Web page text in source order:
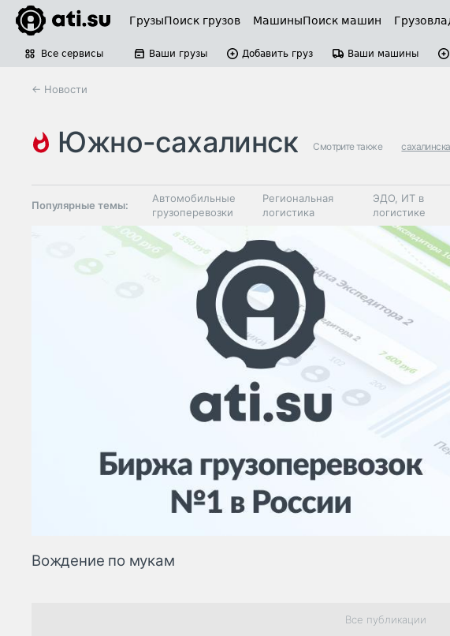
ГрузыПоиск грузов МашиныПоиск машин
Все сервисы Ваши грузы Добавить груз Ваши машины
← Новости
южно-сахалинск Смотрите также
Популярные темы:
Автомобильные
грузоперевозки
Региональная
логистика
ЭДО, ИТ в
логистике
Таможня и ВЭД
грузовые
терминалы
Коммерческий
транспорт
Вождение по мукам
Все публикации